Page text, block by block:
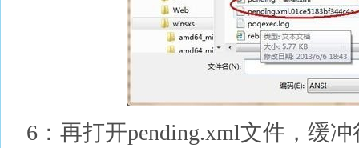
6：再打开pending.xml文件，缓